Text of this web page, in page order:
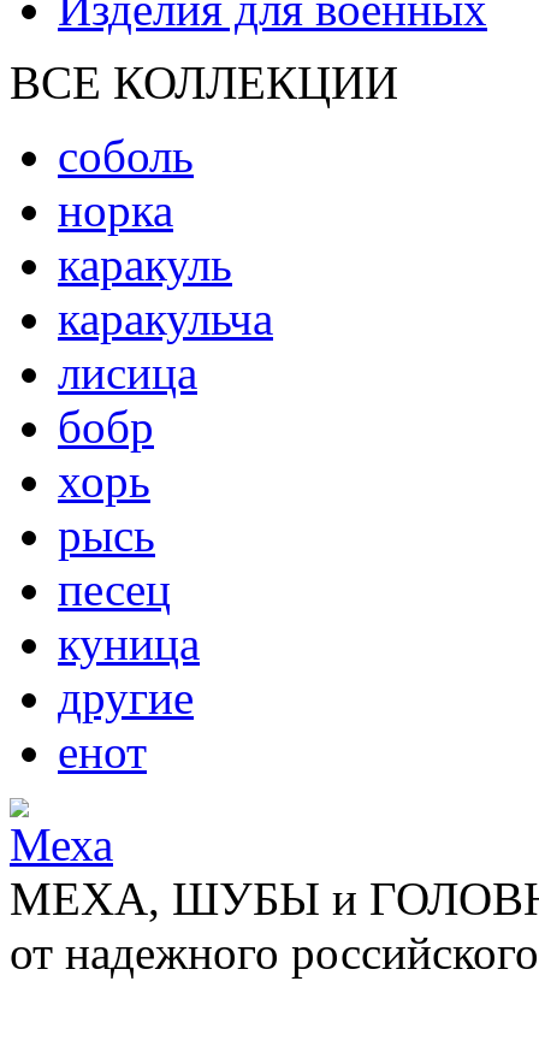
ВСЕ КОЛЛЕКЦИИ
соболь
норка
каракуль
каракульча
лисица
бобр
хорь
рысь
песец
куница
другие
енот
МЕХА, ШУБЫ и
от надежного